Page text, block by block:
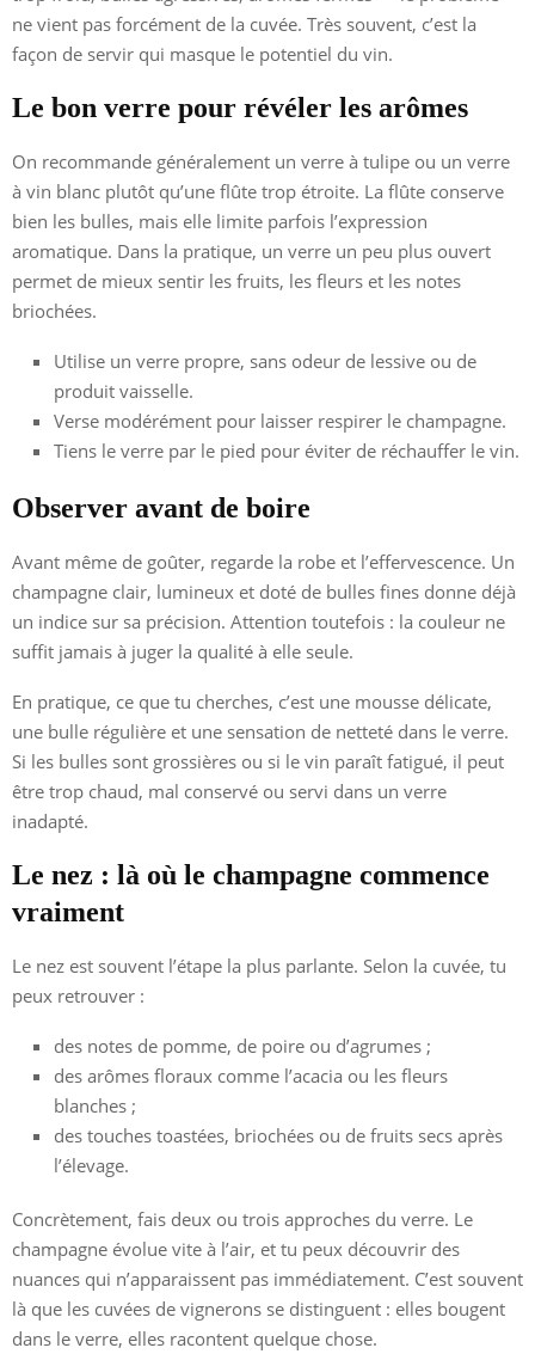
ne vient pas forcément de la cuvée. Très souvent, c’est la
façon de servir qui masque le potentiel du vin.
Le bon verre pour révéler les arômes
On recommande généralement un verre à tulipe ou un verre
à vin blanc plutôt qu’une flûte trop étroite. La flûte conserve
bien les bulles, mais elle limite parfois l’expression
aromatique. Dans la pratique, un verre un peu plus ouvert
permet de mieux sentir les fruits, les fleurs et les notes
briochées.
Utilise un verre propre, sans odeur de lessive ou de
produit vaisselle.
Verse modérément pour laisser respirer le champagne.
Tiens le verre par le pied pour éviter de réchauffer le vin.
Observer avant de boire
Avant même de goûter, regarde la robe et l’effervescence. Un
champagne clair, lumineux et doté de bulles fines donne déjà
un indice sur sa précision. Attention toutefois : la couleur ne
suffit jamais à juger la qualité à elle seule.
En pratique, ce que tu cherches, c’est une mousse délicate,
une bulle régulière et une sensation de netteté dans le verre.
Si les bulles sont grossières ou si le vin paraît fatigué, il peut
être trop chaud, mal conservé ou servi dans un verre
inadapté.
Le nez : là où le champagne commence
vraiment
Le nez est souvent l’étape la plus parlante. Selon la cuvée, tu
peux retrouver :
des notes de pomme, de poire ou d’agrumes ;
des arômes floraux comme l’acacia ou les fleurs
blanches ;
des touches toastées, briochées ou de fruits secs après
l’élevage.
Concrètement, fais deux ou trois approches du verre. Le
champagne évolue vite à l’air, et tu peux découvrir des
nuances qui n’apparaissent pas immédiatement. C’est souvent
là que les cuvées de vignerons se distinguent : elles bougent
dans le verre, elles racontent quelque chose.